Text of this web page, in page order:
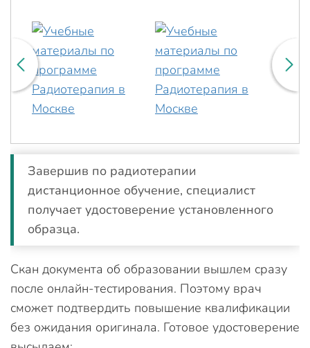
Завершив по радиотерапии
дистанционное обучение, специалист
получает удостоверение установленного
образца.
Скан документа об образовании вышлем сразу
после онлайн-тестирования. Поэтому врач
сможет подтвердить повышение квалификации
без ожидания оригинала. Готовое удостоверение